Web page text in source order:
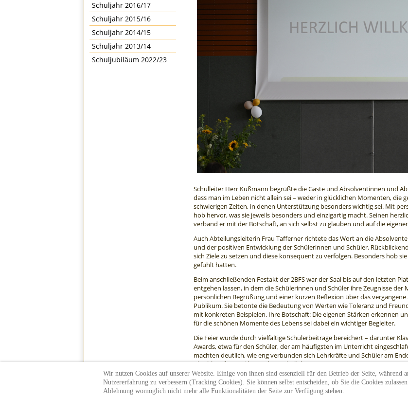
Schuljahr 2016/17
Schuljahr 2015/16
Schuljahr 2014/15
Schuljahr 2013/14
Schuljubiläum 2022/23
Schulleiter Herr Kußmann begrüßte die Gäste und Absolventinnen und
dass man im Leben nicht allein sei – weder in glücklichen Momenten, die
schwierigen Zeiten, in denen Unterstützung besonders wichtig sei. Mit
hob hervor, was sie jeweils besonders und einzigartig macht. Seinen
verband er mit der Botschaft, an sich selbst zu glauben und auf die
Auch Abteilungsleiterin Frau Tafferner richtete das Wort an die
und der positiven Entwicklung der Schülerinnen und Schüler.
sich Ziele zu setzen und diese konsequent zu verfolgen. Besonders hob
gefühlt hätten.
Beim anschließenden Festakt der 2BFS war der Saal bis auf den letzten
entgehen lassen, in dem die Schülerinnen und Schüler ihre Zeugnisse
persönlichen Begrüßung und einer kurzen Reflexion über das
Publikum. Sie betonte die Bedeutung von Werten wie Toleranz und
mit konkreten Beispielen. Ihre Botschaft: Die eigenen Stärken erkennen
für die schönen Momente des Lebens sei dabei ein wichtiger Begleiter.
Die Feier wurde durch vielfältige Schülerbeiträge bereichert – darunter
Awards, etwa für den Schüler, der am häufigsten im Unterricht
machten deutlich, wie eng verbunden sich Lehrkräfte und Schüler am
Abschluss für zwei besondere Schuljahre.
Wir nutzen Cookies auf unserer Website. Einige von ihnen sind essenziell für den Betrieb der Seite, während
Nutzererfahrung zu verbessern (Tracking Cookies). Sie können selbst entscheiden, ob Sie die Cookies
Ablehnung womöglich nicht mehr alle Funktionalitäten der Seite zur Verfügung stehen.